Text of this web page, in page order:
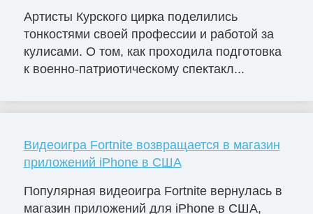
Артисты Курского цирка поделились
тонкостями своей профессии и работой за
кулисами. О том, как проходила подготовка
к военно-патриотическому спектакл...
Видеоигра Fortnite возвращается в магазин
приложений iPhone в США
Популярная видеоигра Fortnite вернулась в
магазин приложений для iPhone в США,